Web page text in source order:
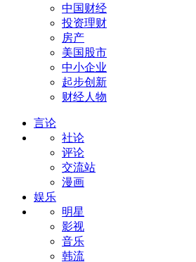
中国财经
投资理财
房产
美国股市
中小企业
起步创新
财经人物
言论
社论
评论
交流站
漫画
娱乐
明星
影视
音乐
韩流